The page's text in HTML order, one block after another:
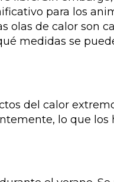
para los
olas de calor son
medidas se
del calor
lo que los